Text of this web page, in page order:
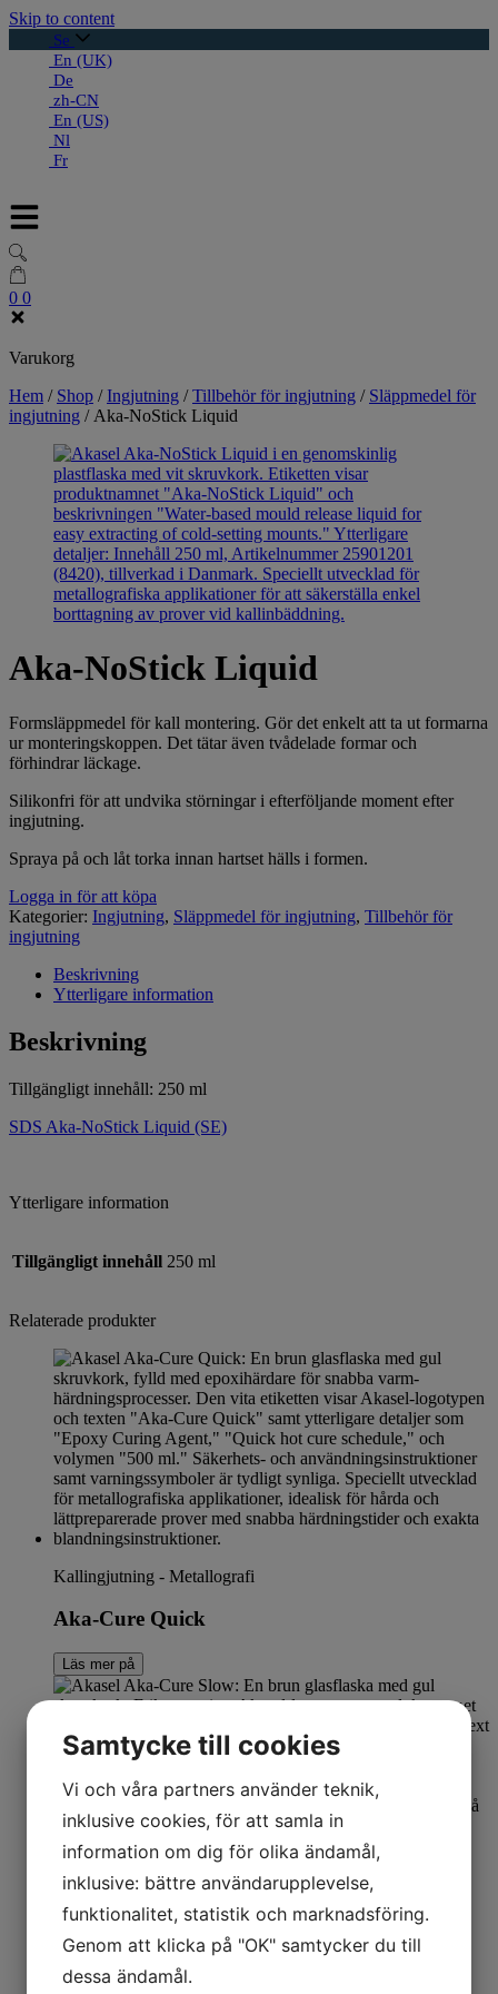
Skip to content
Se
En (UK)
De
zh-CN
En (US)
Nl
Fr
0 0
Varukorg
Hem / Shop /Ingjutning /Tillbehör för ingjutning / Släppmedel för
ingjutning / Aka-NoStick Liquid
Aka-NoStick Liquid
Formsläppmedel för kall montering. Gör det enkelt att ta ut formarna
ur monteringskoppen. Det tätar även tvådelade formar och
förhindrar läckage.
Silikonfri för att undvika störningar i efterföljande moment efter
ingjutning.
Spraya på och låt torka innan hartset hälls i formen.
Logga in för att köpa
Kategorier: Ingjutning, Släppmedel för ingjutning, Tillbehör för
ingjutning
Beskrivning
Ytterligare information
Beskrivning
Tillgängligt innehåll: 250 ml
SDS Aka-NoStick Liquid (SE)
Ytterligare information
Tillgängligt innehåll 250 ml
Relaterade produkter
Kallingjutning - Metallografi
Aka-Cure Quick
Läs mer på
Kallingjutning - Metallografi
Aka-Cure Slow
Samtycke till cookies
Vi och våra partners använder teknik,
inklusive cookies, för att samla in
information om dig för olika ändamål,
inklusive: bättre användarupplevelse,
funktionalitet, statistik och marknadsföring.
Genom att klicka på "OK" samtycker du till
dessa ändamål.